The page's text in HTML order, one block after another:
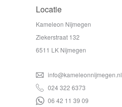
Locatie
Kameleon Nijmegen
Ziekerstraat 132
6511 LK Nijmegen
info@kameleonnijmegen.nl
024 322 6373
06 42 11 39 09